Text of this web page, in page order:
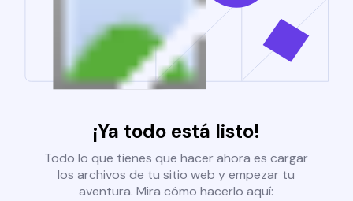
¡Ya todo está listo!
Todo lo que tienes que hacer ahora es cargar
los archivos de tu sitio web y empezar tu
aventura. Mira cómo hacerlo aquí: